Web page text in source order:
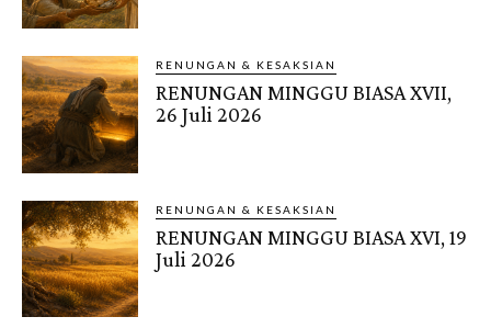
RENUNGAN & KESAKSIAN
RENUNGAN MINGGU BIASA XVII,
26 Juli 2026
RENUNGAN & KESAKSIAN
RENUNGAN MINGGU BIASA XVI, 19
Juli 2026